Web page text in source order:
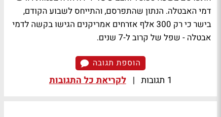
דמי האבטלה. הנתון שהתפרסם, והתייחס לשבוע הקודם,
בישר כי רק 300 אלף אזרחים אמריקנים הגישו בקשה לדמי
אבטלה - שפל של קרוב ל-7 שנים.
הוספת תגובה
1 תגובות | לקריאת כל התגובות